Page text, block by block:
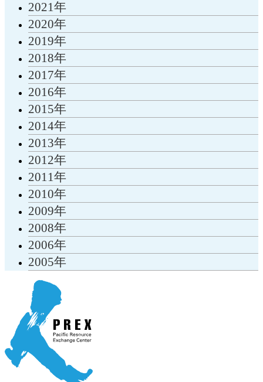
2021年
2020年
2019年
2018年
2017年
2016年
2015年
2014年
2013年
2012年
2011年
2010年
2009年
2008年
2006年
2005年